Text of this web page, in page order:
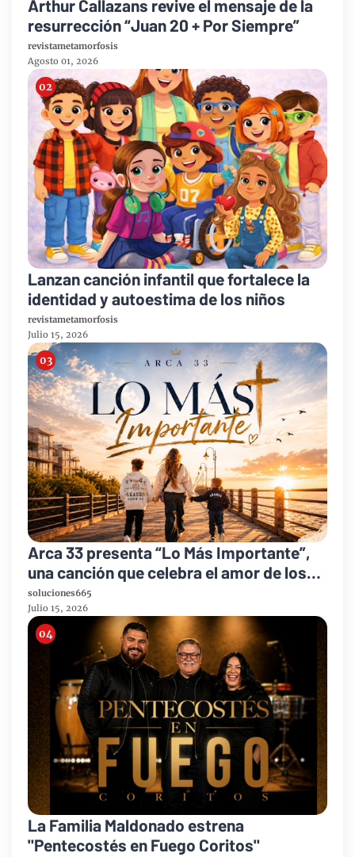
Arthur Callazans revive el mensaje de la
resurrección “Juan 20 + Por Siempre”
revistametamorfosis
Agosto 01, 2026
Lanzan canción infantil que fortalece la
identidad y autoestima de los niños
revistametamorfosis
Julio 15, 2026
Arca 33 presenta “Lo Más Importante”,
una canción que celebra el amor de los
padres y el legado de la fe
soluciones665
Julio 15, 2026
La Familia Maldonado estrena
"Pentecostés en Fuego Coritos"